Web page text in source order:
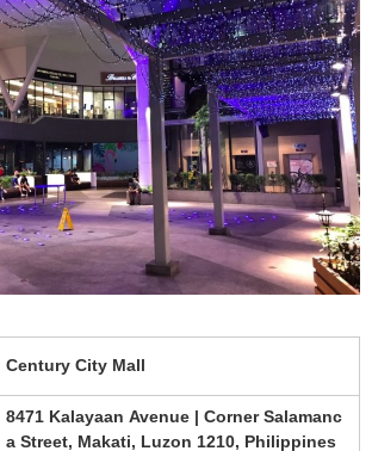
Century City Mall
8471 Kalayaan Avenue | Corner Salamanc
a Street, Makati, Luzon 1210, Philippines